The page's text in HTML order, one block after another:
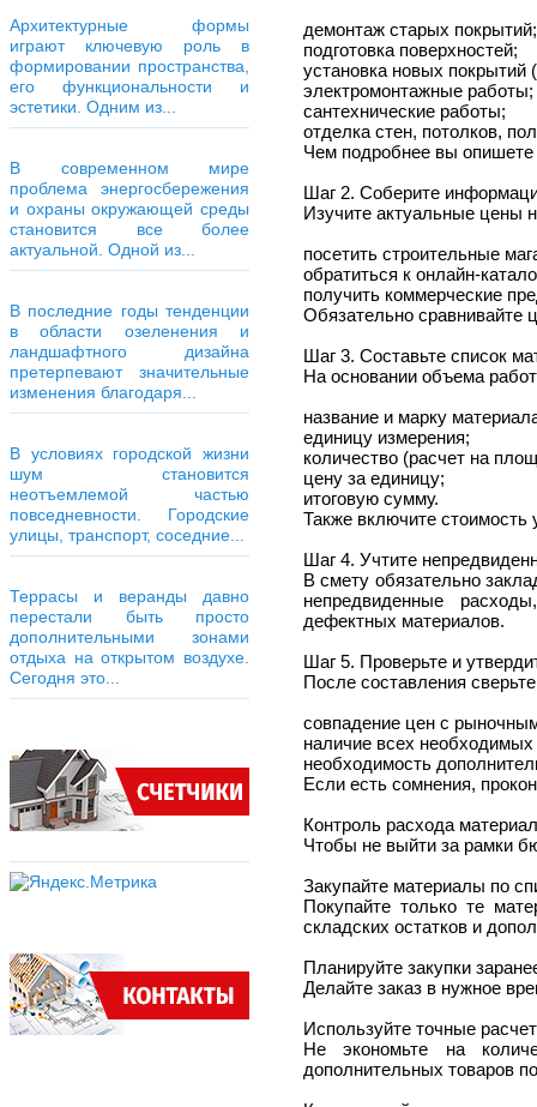
Архитектурные формы
играют ключевую роль в
формировании пространства,
его функциональности и
эстетики. Одним из...
В современном мире
проблема энергосбережения
и охраны окружающей среды
становится все более
актуальной. Одной из...
В последние годы тенденции
в области озеленения и
ландшафтного дизайна
претерпевают значительные
изменения благодаря...
В условиях городской жизни
шум становится
неотъемлемой частью
повседневности. Городские
улицы, транспорт, соседние...
Террасы и веранды давно
перестали быть просто
дополнительными зонами
отдыха на открытом воздухе.
Сегодня это...
демонтаж старых покрытий;
подготовка поверхностей;
установка новых покрытий
электромонтажные работы;
сантехнические работы;
отделка стен, потолков,
Чем подробнее вы опишете
Шаг 2. Соберите
Изучите актуальные цены
посетить строительные
обратиться к онлайн-
получить коммерческие
Обязательно сравнивайте
Шаг 3. Составьте список
На основании объема
название и марку
единицу измерения;
количество (расчет на
цену за единицу;
итоговую сумму.
Также включите стоимость
Шаг 4. Учтите
В смету обязательно
непредвиденные
дефектных материалов.
Шаг 5. Проверьте и
После составления
совпадение цен с
наличие всех
необходимость
Если есть сомнения,
Контроль расхода
Чтобы не выйти за рамки
Закупайте материалы по
Покупайте только те
складских остатков и
Планируйте закупки
Делайте заказ в нужное
Используйте точные
Не экономьте на
дополнительных товаров